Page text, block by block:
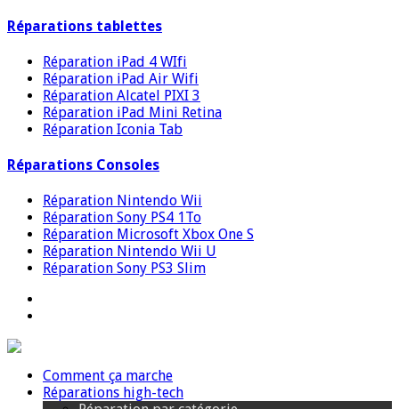
Réparations tablettes
Réparation iPad 4 WIfi
Réparation iPad Air Wifi
Réparation Alcatel PIXI 3
Réparation iPad Mini Retina
Réparation Iconia Tab
Réparations Consoles
Réparation Nintendo Wii
Réparation Sony PS4 1To
Réparation Microsoft Xbox One S
Réparation Nintendo Wii U
Réparation Sony PS3 Slim
Comment ça marche
Réparations high-tech